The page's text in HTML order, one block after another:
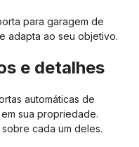
para garagem de
adapta ao seu objetivo.
e detalhes
automáticas de
sua propriedade.
cada um deles.